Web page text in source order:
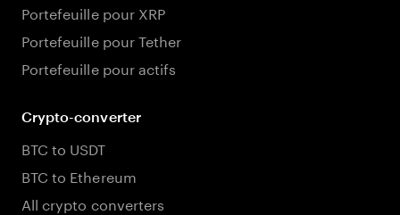
Portefeuille pour XRP
Portefeuille pour Tether
Portefeuille pour actifs
Crypto-converter
BTC to USDT
BTC to Ethereum
All crypto converters